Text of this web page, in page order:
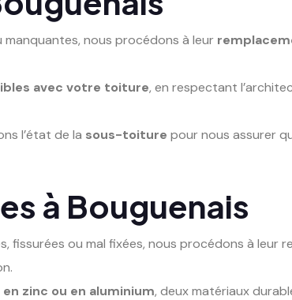
manquantes, nous procédons à leur
avec votre toiture, en respectant
l’état de la sous-toiture pour nous assurer
à Bouguenais
fissurées ou mal fixées, nous procédons à leur
zinc ou en aluminium, deux matériaux